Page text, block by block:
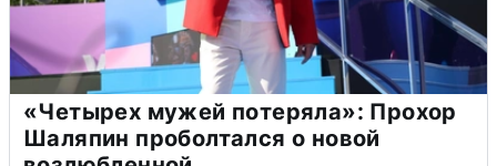
«Четырех мужей потеряла»: Прохор
Шаляпин проболтался о новой